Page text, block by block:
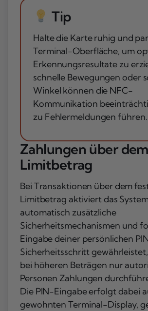
Tip
Halte die Karte ruhig und
Terminal-Oberfläche, um
Erkennungsresultate zu
schnelle Bewegungen oder
Winkel können die NFC-
Kommunikation
zu Fehlermeldungen führen.
Zahlungen über dem
Limitbetrag
Bei Transaktionen über dem
Limitbetrag aktiviert das
automatisch zusätzliche
Sicherheitsmechanismen und
Eingabe deiner persönlichen
Sicherheitsschritt
bei höheren Beträgen nur
Personen Zahlungen
Die PIN-Eingabe erfolgt dabei
gewohnten Terminal-Display,